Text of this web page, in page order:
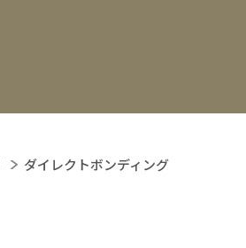
ダイレクトボンディング